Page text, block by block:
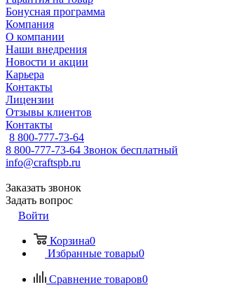
Бонусная программа
Компания
О компании
Наши внедрения
Новости и акции
Карьера
Контакты
Лицензии
Отзывы клиентов
Контакты
8 800-777-73-64
8 800-777-73-64 Звонок бесплатный
info@craftspb.ru
Заказать звонок
Задать вопрос
Войти
Корзина0
Избранные товары0
Сравнение товаров0